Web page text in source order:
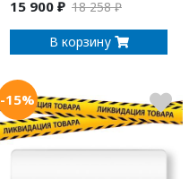
15 900 ₽ 18 258 ₽
В корзину
-15%